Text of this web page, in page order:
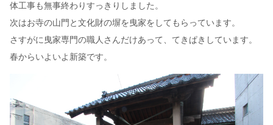
体工事も無事終わりすっきりしました。
次はお寺の山門と文化財の塀を曳家をしてもらっています。
さすがに曳家専門の職人さんだけあって、てきぱきしています。
春からいよいよ新築です。